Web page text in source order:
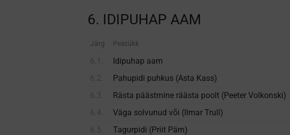
6. IDIPUHAP AAM
Järg Peatükk
Idipuhap aam
Pahupidi puhkus (Asta Kass)
Rästa päästmine räästa poolt (Peeter Volkonski)
Väga solvunud või (Ilmar Trull)
Tagurpidi (Priit Pärn)